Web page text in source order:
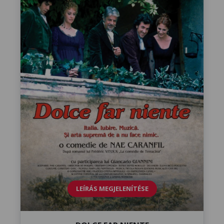
LEÍRÁS MEGJELENÍTÉSE